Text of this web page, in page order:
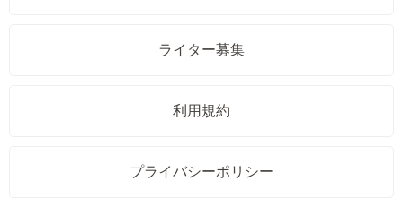
ライター募集
利用規約
プライバシーポリシー